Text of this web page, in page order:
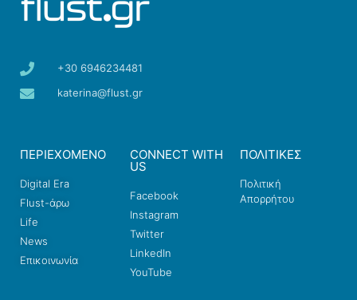
+30 6946234481
katerina@flust.gr
ΠΕΡΙΕΧΟΜΕΝΟ
Digital Era
Flust-άρω
Life
News
Επικοινωνία
CONNECT WITH
US
Facebook
Instagram
Twitter
LinkedIn
YouTube
ΠΟΛΙΤΙΚΕΣ
Πολιτική
Απορρήτου